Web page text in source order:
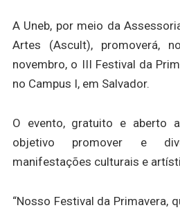
A Uneb, por meio da
Artes (Ascult), promoverá,
novembro, o III Festival da
no Campus I, em Salvador.
O evento, gratuito e aberto
objetivo promover e
manifestações culturais e
“Nosso Festival da Primavera,